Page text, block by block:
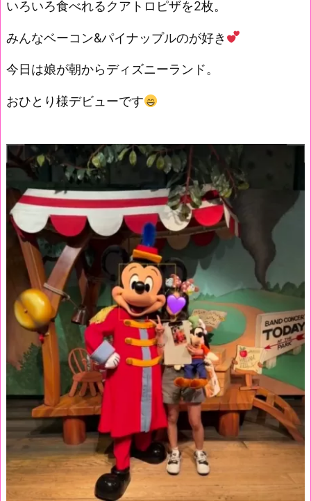
いろいろ食べれるクアトロピザを2枚。
みんなベーコン&パイナップルのが好き
今日は娘が朝からディズニーランド。
おひとり様デビューです